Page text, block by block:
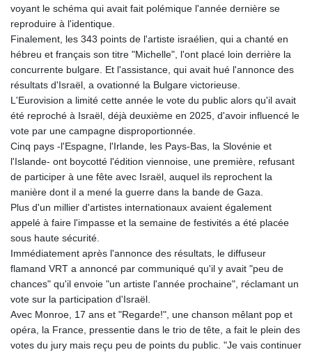
voyant le schéma qui avait fait polémique l'année dernière se
reproduire à l'identique.
Finalement, les 343 points de l'artiste israélien, qui a chanté en
hébreu et français son titre "Michelle", l'ont placé loin derrière la
concurrente bulgare. Et l'assistance, qui avait hué l'annonce des
résultats d'Israël, a ovationné la Bulgare victorieuse.
L'Eurovision a limité cette année le vote du public alors qu'il avait
été reproché à Israël, déjà deuxième en 2025, d'avoir influencé le
vote par une campagne disproportionnée.
Cinq pays -l'Espagne, l'Irlande, les Pays-Bas, la Slovénie et
l'Islande- ont boycotté l'édition viennoise, une première, refusant
de participer à une fête avec Israël, auquel ils reprochent la
manière dont il a mené la guerre dans la bande de Gaza.
Plus d'un millier d'artistes internationaux avaient également
appelé à faire l'impasse et la semaine de festivités a été placée
sous haute sécurité.
Immédiatement après l'annonce des résultats, le diffuseur
flamand VRT a annoncé par communiqué qu'il y avait "peu de
chances" qu'il envoie "un artiste l'année prochaine", réclamant un
vote sur la participation d'Israël.
Avec Monroe, 17 ans et "Regarde!", une chanson mêlant pop et
opéra, la France, pressentie dans le trio de tête, a fait le plein des
votes du jury mais reçu peu de points du public. "Je vais continuer